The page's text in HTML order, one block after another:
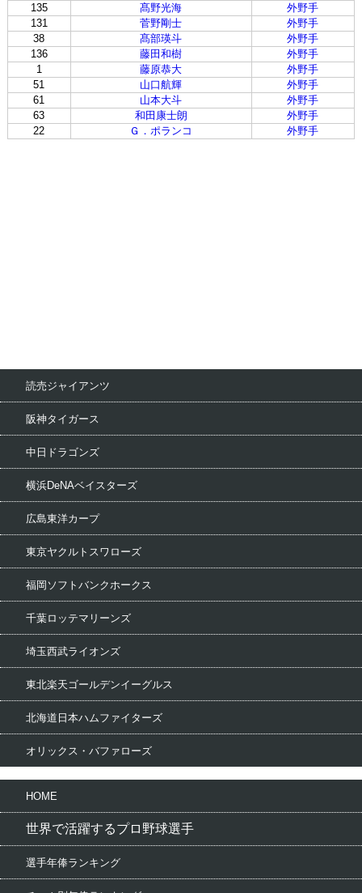
135
髙野光海
外野手
131
菅野剛士
外野手
38
髙部瑛斗
外野手
136
藤田和樹
外野手
1
藤原恭大
外野手
51
山口航輝
外野手
61
山本大斗
外野手
63
和田康士朗
外野手
22
Ｇ．ポランコ 外野手
読売ジャイアンツ
阪神タイガース
中日ドラゴンズ
横浜DeNAベイスターズ
広島東洋カープ
東京ヤクルトスワローズ
福岡ソフトバンクホークス
千葉ロッテマリーンズ
埼玉西武ライオンズ
東北楽天ゴールデンイーグルス
北海道日本ハムファイターズ
オリックス・バファローズ
HOME
世界で活躍するプロ野球選手
選手年俸ランキング